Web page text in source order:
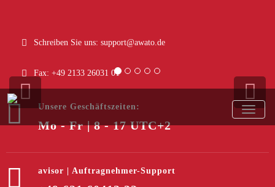
Schreiben Sie uns: support@awato.de
Fax: +49 2133 26031 01
Das Problem zu erkennen
ist wichtiger als die Lösung
Problems führt zur Lösung.
Albert Einstein
Unsere Geschäftszeiten:
Mo - Fr | 8 - 17 UTC+2
avisor | Auftragnehmer-Support